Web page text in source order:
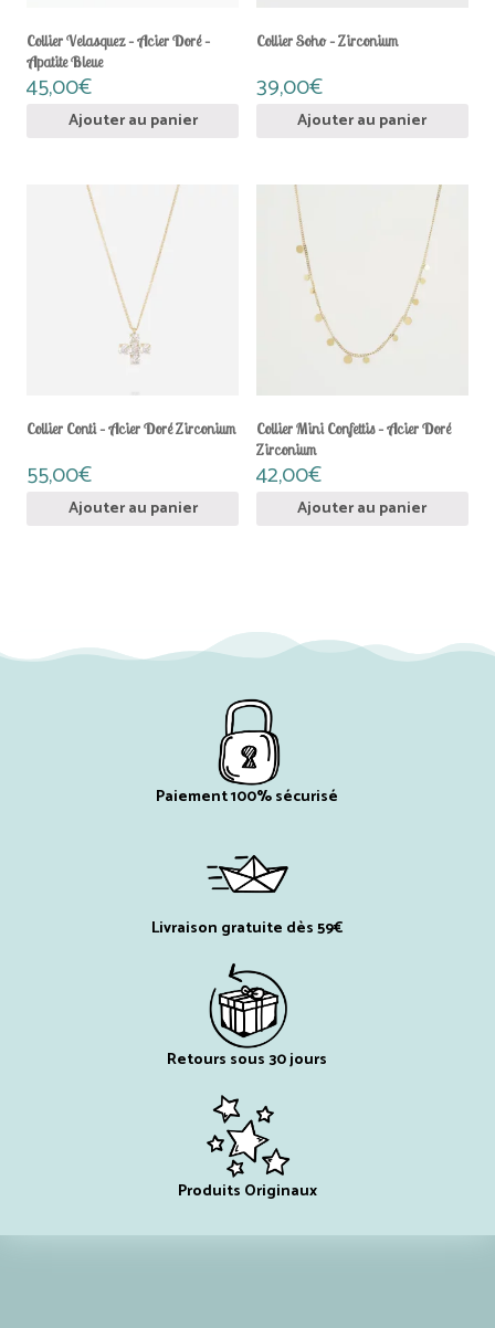
Collier Velasquez – Acier Doré –
Apatite Bleue
45,00€
Ajouter au panier
Collier Soho – Zirconium
39,00€
Ajouter au panier
Collier Conti – Acier Doré Zirconium
55,00€
Ajouter au panier
Collier Mini Confettis – Acier Doré
Zirconium
42,00€
Ajouter au panier
Paiement 100% sécurisé
Livraison gratuite dès 59€
Retours sous 30 jours
Produits Originaux